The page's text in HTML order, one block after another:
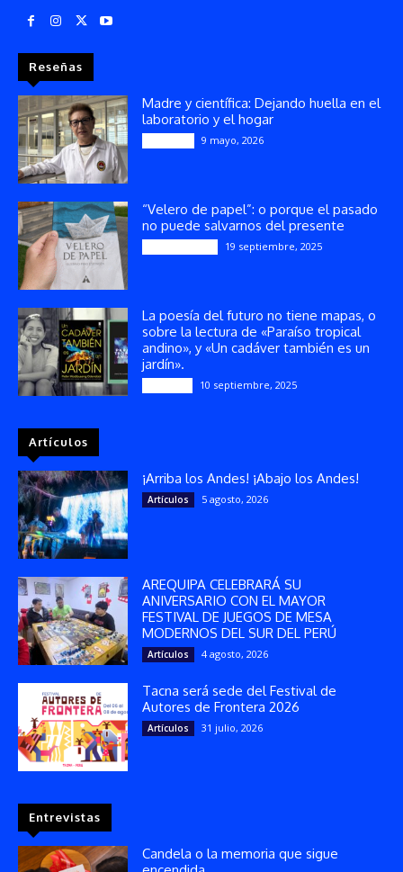
Reseñas
Madre y científica: Dejando huella en el
laboratorio y el hogar
9 mayo, 2026
“Velero de papel”: o porque el pasado
no puede salvarnos del presente
19 septiembre, 2025
La poesía del futuro no tiene mapas, o
sobre la lectura de «Paraíso tropical
andino», y «Un cadáver también es un
jardín».
10 septiembre, 2025
Artículos
¡Arriba los Andes! ¡Abajo los Andes!
Artículos 5 agosto, 2026
AREQUIPA CELEBRARÁ SU
ANIVERSARIO CON EL MAYOR
FESTIVAL DE JUEGOS DE MESA
MODERNOS DEL SUR DEL PERÚ
Artículos 4 agosto, 2026
Tacna será sede del Festival de
Autores de Frontera 2026
Artículos 31 julio, 2026
Entrevistas
Candela o la memoria que sigue